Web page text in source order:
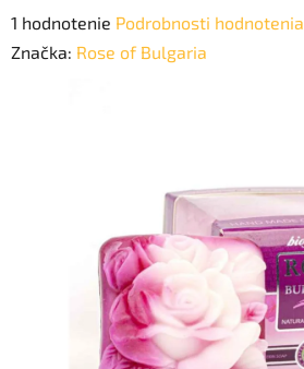
Priemerné
hodnotenie
1 hodnotenie Podrobnosti hodnotenia
Značka: Rose of Bulgaria